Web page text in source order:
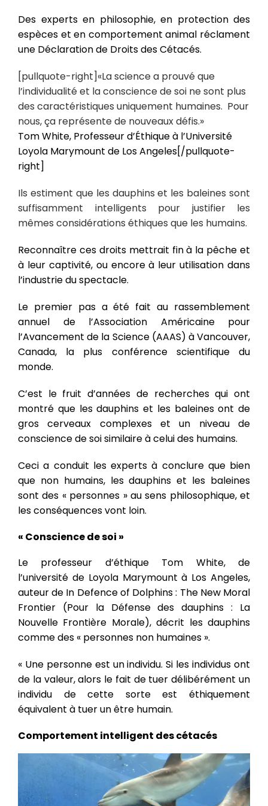
Des experts en philosophie, en protection des
espèces et en comportement animal réclament
une Déclaration de Droits des Cétacés.
[pullquote-right]«La science a prouvé que
l’individualité et la conscience de soi ne sont plus
des caractéristiques uniquement humaines. Pour
nous, ça représente de nouveaux défis.»
Tom White, Professeur d’Éthique à l’Université
Loyola Marymount de Los Angeles[/pullquote-
right]
Ils estiment que les dauphins et les baleines sont
suffisamment intelligents pour justifier les
mêmes considérations éthiques que les humains.
Reconnaître ces droits mettrait fin à la pêche et
à leur captivité, ou encore à leur utilisation dans
l’industrie du spectacle.
Le premier pas a été fait au rassemblement
annuel de l’Association Américaine pour
l’Avancement de la Science (AAAS) à Vancouver,
Canada, la plus conférence scientifique du
monde.
C’est le fruit d’années de recherches qui ont
montré que les dauphins et les baleines ont de
gros cerveaux complexes et un niveau de
conscience de soi similaire à celui des humains.
Ceci a conduit les experts à conclure que bien
que non humains, les dauphins et les baleines
sont des « personnes » au sens philosophique, et
les conséquences vont loin.
« Conscience de soi »
Le professeur d’éthique Tom White, de
l’université de Loyola Marymount à Los Angeles,
auteur de In Defence of Dolphins : The New Moral
Frontier (Pour la Défense des dauphins : La
Nouvelle Frontière Morale), décrit les dauphins
comme des « personnes non humaines ».
« Une personne est un individu. Si les individus ont
de la valeur, alors le fait de tuer délibérément un
individu de cette sorte est éthiquement
équivalent à tuer un être humain.
Comportement intelligent des cétacés